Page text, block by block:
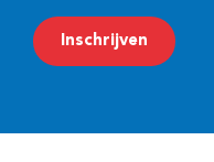
m
a
Inschrijven